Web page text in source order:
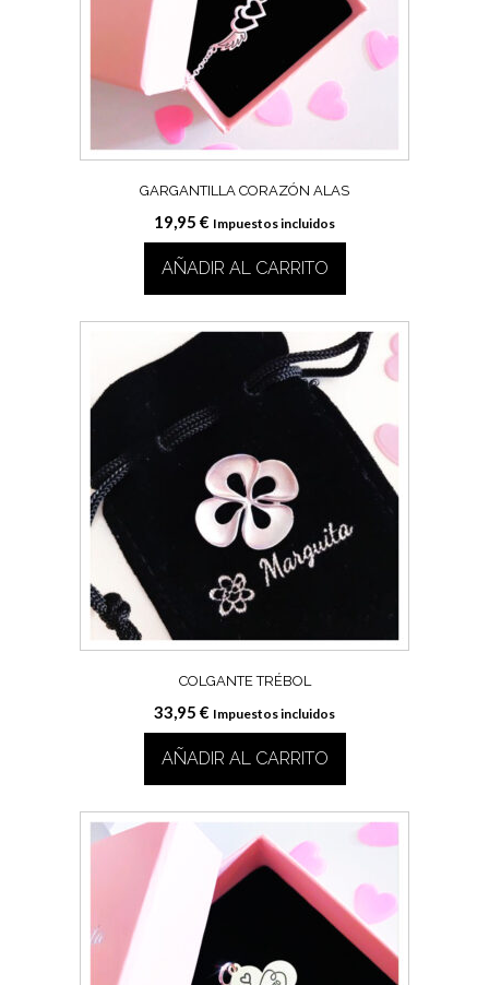
GARGANTILLA CORAZÓN ALAS
19,95 € Impuestos incluidos
AÑADIR AL CARRITO
COLGANTE TRÉBOL
33,95 € Impuestos incluidos
AÑADIR AL CARRITO